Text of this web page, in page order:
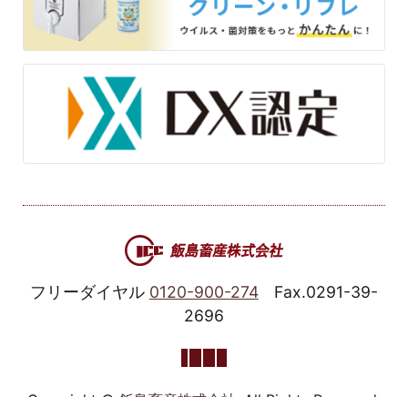
フリーダイヤル 0120-900-274
Fax.0291-39-
2696